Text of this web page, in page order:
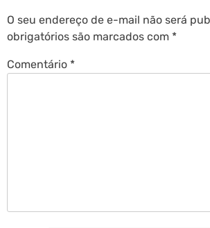
O seu endereço de e-mail não será
obrigatórios são marcados com *
Comentário *